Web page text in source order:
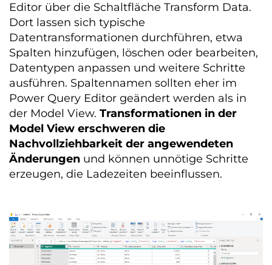
Editor über die Schaltfläche Transform Data.
Dort lassen sich typische
Datentransformationen durchführen, etwa
Spalten hinzufügen, löschen oder bearbeiten,
Datentypen anpassen und weitere Schritte
ausführen. Spaltennamen sollten eher im
Power Query Editor geändert werden als in
der Model View. Transformationen in der
Model View erschweren die
Nachvollziehbarkeit der angewendeten
Änderungen und können unnötige Schritte
erzeugen, die Ladezeiten beeinflussen.